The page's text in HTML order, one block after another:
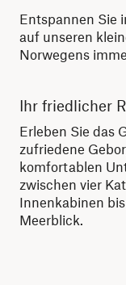
Entspannen Sie
auf unseren
Norwegens
Ihr friedlicher
Erleben Sie das
zufriedene
komfortablen
zwischen vier
Innenkabinen
Meerblick.